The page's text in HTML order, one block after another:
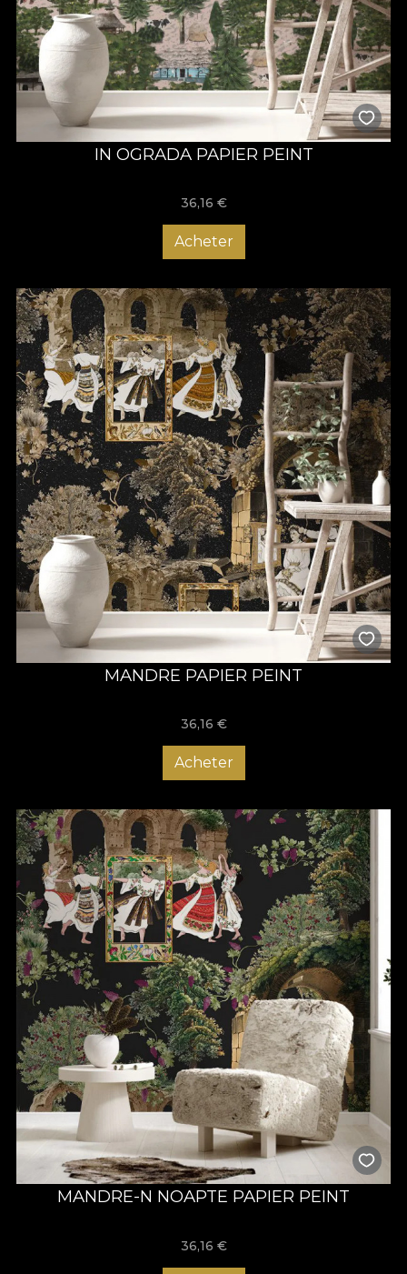
IN OGRADA PAPIER PEINT
36,16 €
Acheter
MANDRE PAPIER PEINT
36,16 €
Acheter
MANDRE-N NOAPTE PAPIER PEINT
36,16 €